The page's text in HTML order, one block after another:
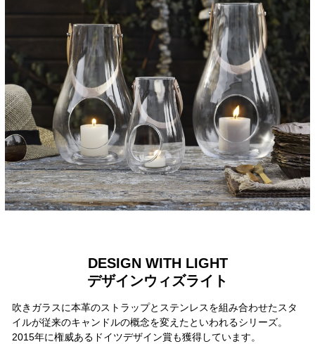
DESIGN WITH LIGHT
デザインウィズライト
吹きガラスに本革のストラップとステンレスを組み合わせたスタ
イルが従来のキャンドルの概念を変えたといわれるシリーズ。
2015年に権威あるドイツデザイン賞も獲得しています。